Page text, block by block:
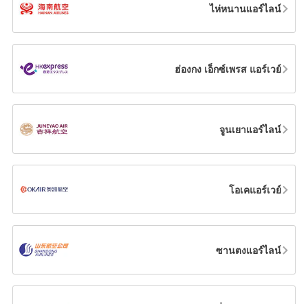
ไห่หนานแอร์ไลน์
ฮ่องกง เอ็กซ์เพรส แอร์เวย์
จูนเยาแอร์ไลน์
โอเคแอร์เวย์
ซานตงแอร์ไลน์